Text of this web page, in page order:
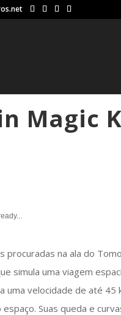
Magic
procuradas na ala do
simula uma viagem
uma velocidade de até
Suas queda e